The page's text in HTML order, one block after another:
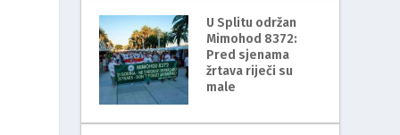
U Splitu održan
Mimohod 8372:
Pred sjenama
žrtava riječi su
male